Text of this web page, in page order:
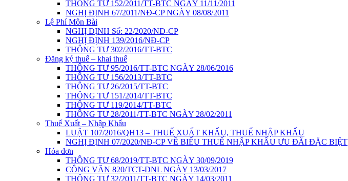
THÔNG TƯ 152/2011/TT-BTC NGÀY 11/11/2011
NGHỊ ĐỊNH 67/2011/NĐ-CP NGÀY 08/08/2011
Lệ Phí Môn Bài
NGHỊ ĐỊNH Số: 22/2020/NĐ-CP
NGHỊ ĐỊNH 139/2016/NĐ-CP
THÔNG TƯ 302/2016/TT-BTC
Đăng ký thuế – khai thuế
THÔNG TƯ 95/2016/TT-BTC NGÀY 28/06/2016
THÔNG TƯ 156/2013/TT-BTC
THÔNG TƯ 26/2015/TT-BTC
THÔNG TƯ 151/2014/TT-BTC
THÔNG TƯ 119/2014/TT-BTC
THÔNG TƯ 28/2011/TT-BTC NGÀY 28/02/2011
Thuế Xuất – Nhập Khẩu
LUẬT 107/2016/QH13 – THUẾ XUẤT KHẨU, THUẾ NHẬP KHẨU
NGHỊ ĐỊNH 07/2020/NĐ-CP VỀ BIỂU THUẾ NHẬP KHẨU ƯU ĐÃI ĐẶC BIỆT
Hóa đơn
THÔNG TƯ 68/2019/TT-BTC NGÀY 30/09/2019
CÔNG VĂN 820/TCT-DNL NGÀY 13/03/2017
THÔNG TƯ 32/2011/TT-BTC NGÀY 14/03/2011